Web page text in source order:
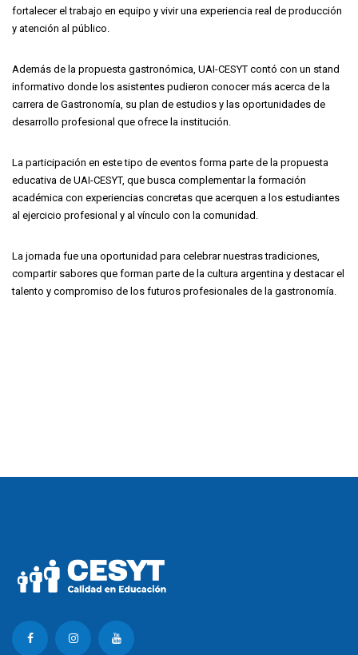
fortalecer el trabajo en equipo y vivir una experiencia real de producción
y atención al público.
Además de la propuesta gastronómica, UAI-CESYT contó con un stand
informativo donde los asistentes pudieron conocer más acerca de la
carrera de Gastronomía, su plan de estudios y las oportunidades de
desarrollo profesional que ofrece la institución.
La participación en este tipo de eventos forma parte de la propuesta
educativa de UAI-CESYT, que busca complementar la formación
académica con experiencias concretas que acerquen a los estudiantes
al ejercicio profesional y al vínculo con la comunidad.
La jornada fue una oportunidad para celebrar nuestras tradiciones,
compartir sabores que forman parte de la cultura argentina y destacar el
talento y compromiso de los futuros profesionales de la gastronomía.